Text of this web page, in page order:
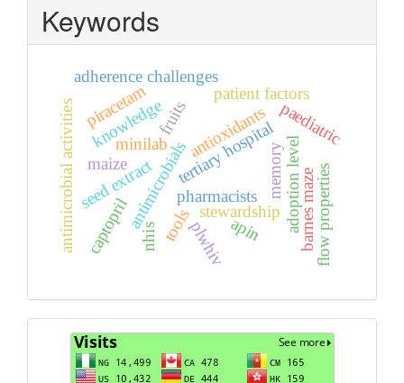
Keywords
antimicrobials stewardship
pharmacists
tools
minilab adoption level
tertiary hospital
knowledge paediatric
patient factors
apin
plwhiv
adherence challenges
seed extract
fruits antioxidants
barnes maze
captopril
piracetam
memory flow properties
antimicrobial activities maize
nhis
Visits